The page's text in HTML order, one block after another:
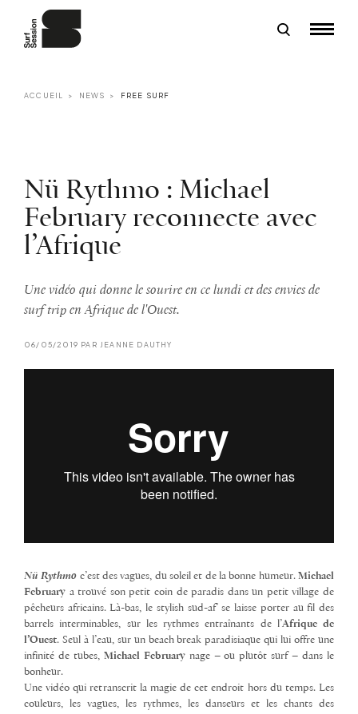
ACCUEIL NEWS FREE SURF
Nü Rythmo : Michael
February reconnecte avec
l’Afrique
Une vidéo qui donne le sourire en ce lundi et des envies de
surf trip en Afrique de l'Ouest.
06/05/2019 PAR JEANNE DAUTHY
Nü Rythmo c’est des vagues, du soleil et de la bonne humeur.Michael
February a trouvé son petit coin de paradis dans un petit village de
pêcheurs africains. Là-bas, le stylish sud-af’ se laisse porter au fil des
barrels interminables, sur les rythmes entraînants de l’Afrique de
l’Ouest. Seul à l’eau, sur un beach break paradisiaque qui lui offre une
infinité de tubes, Michael February nage – ou plutôt surf – dans le
bonheur.
Une vidéo qui retranscrit la magie de cet endroit hors du temps. Les
couleurs, les vagues, les rythmes, les danseurs et les chants des